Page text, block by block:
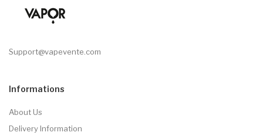
Support@vapevente.com
Informations
About Us
Delivery Information